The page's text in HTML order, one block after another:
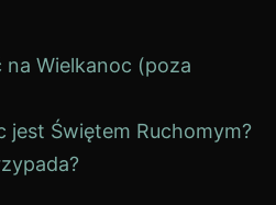
Wielkanoc (poza
jest Świętem Ruchomym?